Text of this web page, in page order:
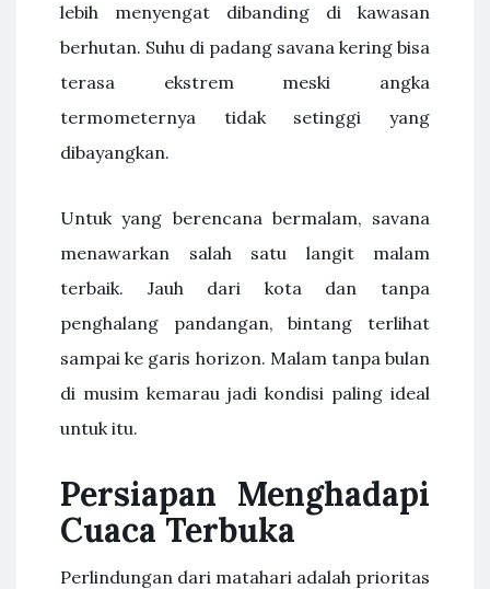
lebih menyengat dibanding di kawasan
berhutan. Suhu di padang savana kering bisa
terasa ekstrem meski angka
termometernya tidak setinggi yang
dibayangkan.
Untuk yang berencana bermalam, savana
menawarkan salah satu langit malam
terbaik. Jauh dari kota dan tanpa
penghalang pandangan, bintang terlihat
sampai ke garis horizon. Malam tanpa bulan
di musim kemarau jadi kondisi paling ideal
untuk itu.
Persiapan Menghadapi
Cuaca Terbuka
Perlindungan dari matahari adalah prioritas